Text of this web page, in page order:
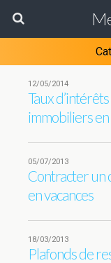
12/05/2014
Taux
immobiliers
05/07/2013
Contracter
en vacances
18/03/2013
Plafonds de